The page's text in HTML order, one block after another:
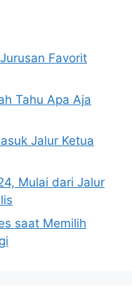
Favorit
Tahu Apa Aja
Jalur Ketua
Mulai dari Jalur
saat Memilih